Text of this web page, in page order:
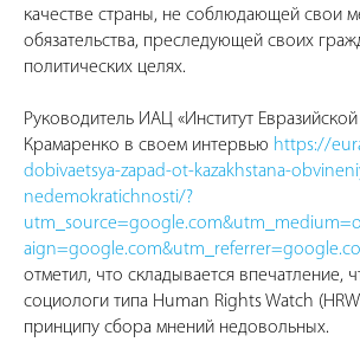
качестве страны, не соблюдающей свои
обязательства, преследующей своих
политических целях.
Руководитель ИАЦ «Институт
Крамаренко в своем интервью https://
dobivaetsya-zapad-ot-kazakhstana-
nedemokratichnosti/?
отметил, что складывается впечатление,
социологи типа Human Rights Watch
принципу сбора мнений недовольных.